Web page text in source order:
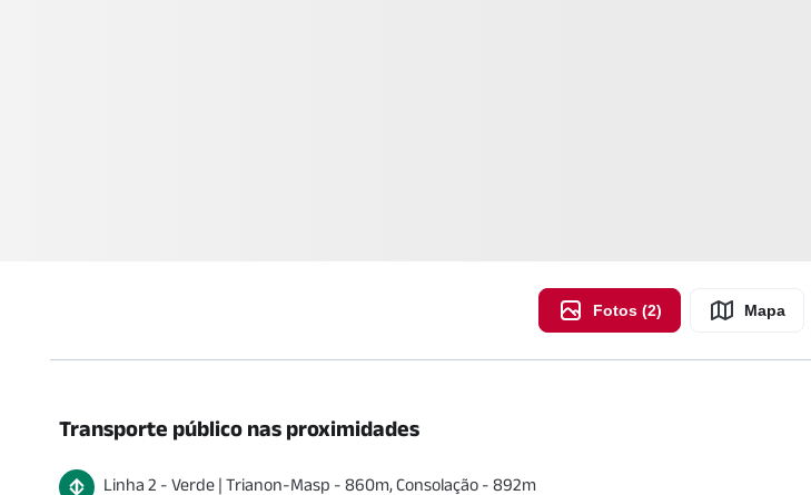
Fotos (2) Mapa
Transporte público nas proximidades
Linha 2 - Verde | Trianon-Masp - 860m,Consolação - 892m